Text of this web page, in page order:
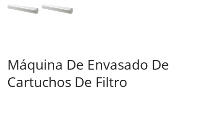
Máquina De Envasado De
Cartuchos De Filtro